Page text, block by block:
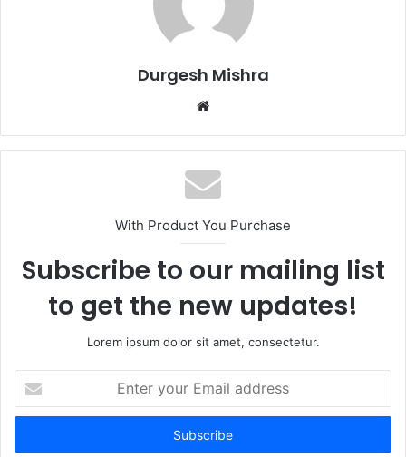
Durgesh Mishra
Website
With Product You Purchase
Subscribe to our mailing list
to get the new updates!
Lorem ipsum dolor sit amet, consectetur.
your
Email